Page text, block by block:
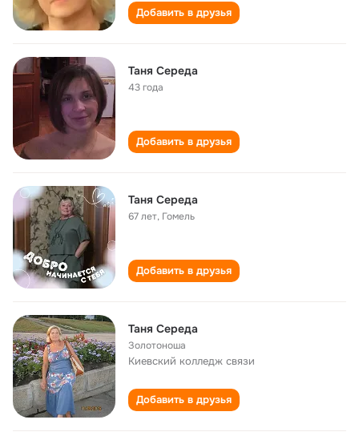
Добавить в друзья
Таня Середа
43 года
Добавить в друзья
Таня Середа
67 лет, Гомель
Добавить в друзья
Таня Середа
Золотоноша
Киевский колледж связи
Добавить в друзья